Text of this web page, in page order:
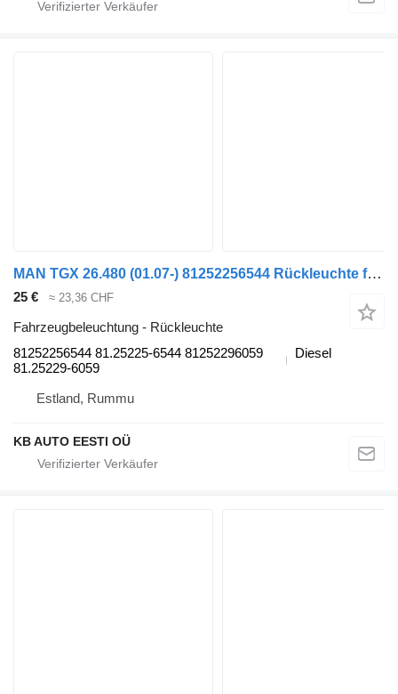
MAN TGX 26.480 (01.07-) 81252256544 Rückleuchte für MAN TGL, TGM, TGS, TGX (2005-2021) LKW
25 € ≈ 23,36 CHF
Fahrzeugbeleuchtung - Rückleuchte
81252256544 81.25225-6544 81252296059
81.25229-6059
Diesel
Estland, Rummu
KB AUTO EESTI OÜ